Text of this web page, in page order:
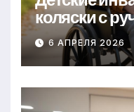
коляски с
6 АПРЕЛЯ 2026